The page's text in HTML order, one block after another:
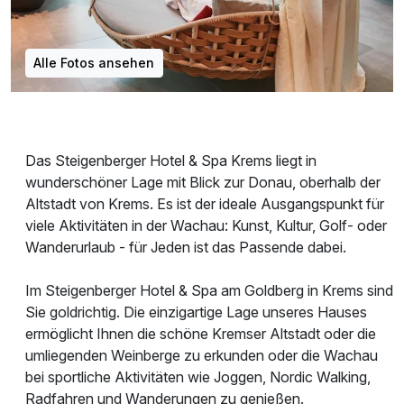
Alle Fotos ansehen
Das Steigenberger Hotel & Spa Krems liegt in
wunderschöner Lage mit Blick zur Donau, oberhalb der
Altstadt von Krems. Es ist der ideale Ausgangspunkt für
viele Aktivitäten in der Wachau: Kunst, Kultur, Golf- oder
Wanderurlaub - für Jeden ist das Passende dabei.
Im Steigenberger Hotel & Spa am Goldberg in Krems sind
Sie goldrichtig. Die einzigartige Lage unseres Hauses
ermöglicht Ihnen die schöne Kremser Altstadt oder die
umliegenden Weinberge zu erkunden oder die Wachau
bei sportliche Aktivitäten wie Joggen, Nordic Walking,
Radfahren und Wanderungen zu genießen.